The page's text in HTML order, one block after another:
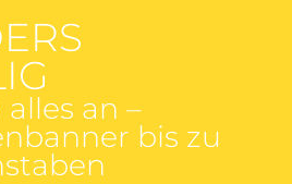
an –
bis zu